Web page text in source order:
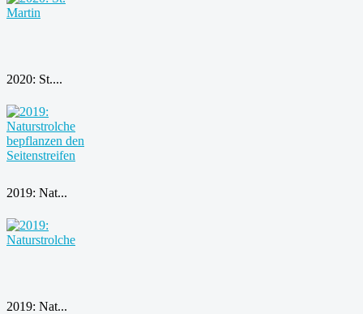
2020: St....
2019: Nat...
2019: Nat...